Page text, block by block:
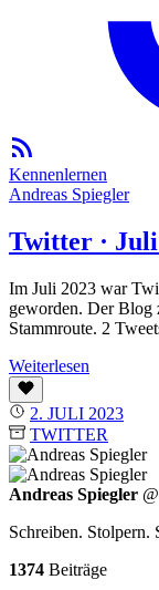
Kennenlernen
Andreas Spiegler
Twitter ·
Im Juli 2023 war
geworden. Der Blog
Stammroute. 2
Weiterlesen
2. JULI 2023
TWITTER
Andreas Spiegler
Schreiben. Stolpern.
1374 Beiträge